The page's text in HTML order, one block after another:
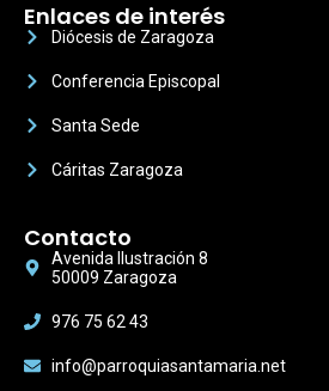
Enlaces de interés
Diócesis de Zaragoza
Conferencia Episcopal
Santa Sede
Cáritas Zaragoza
Contacto
Avenida Ilustración 8
50009 Zaragoza
976 75 62 43
info@parroquiasantamaria.net